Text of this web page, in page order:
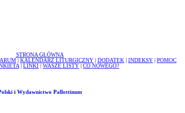
STRONA GŁÓWNA
KALENDARZ LITURGICZNY DODATEK INDEKSY
POMOC
LINKI WASZE LISTY CO NOWEGO?
i Wydawnictwo Pallottinum